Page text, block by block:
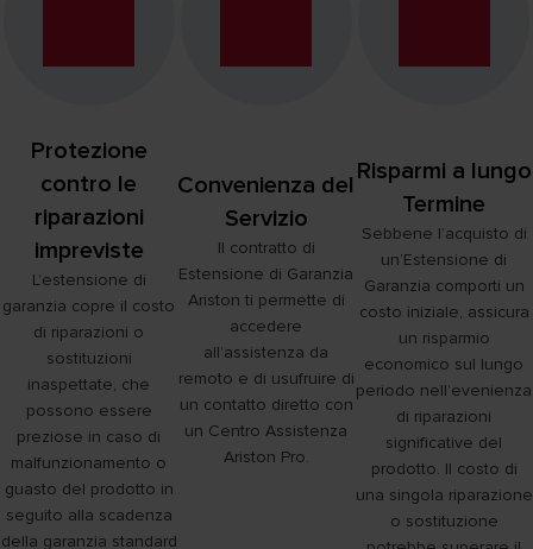
Protezione
contro le
riparazioni
impreviste
L’estensione di
garanzia copre il costo
di riparazioni o
sostituzioni
inaspettate, che
possono essere
preziose in caso di
malfunzionamento o
guasto del prodotto in
seguito alla scadenza
della garanzia standard
Convenienza del
Servizio
Il contratto di
Estensione di Garanzia
Ariston ti permette di
accedere
all’assistenza da
remoto e di usufruire di
un contatto diretto con
un Centro Assistenza
Ariston Pro.
Risparmi a lungo
Termine
Sebbene l’acquisto di
un’Estensione di
Garanzia comporti un
costo iniziale, assicura
un risparmio
economico sul lungo
periodo nell’evenienza
di riparazioni
significative del
prodotto. Il costo di
una singola riparazione
o sostituzione